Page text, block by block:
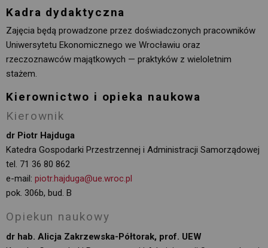
Kadra dydaktyczna
Zajęcia będą prowadzone przez doświadczonych pracowników
Uniwersytetu Ekonomicznego we Wrocławiu oraz
rzeczoznawców majątkowych — praktyków z wieloletnim
stażem.
Kierownictwo i opieka naukowa
Kierownik
dr Piotr Hajduga
Katedra Gospodarki Przestrzennej i Administracji Samorządowej
tel. 71 36 80 862
e-mail: piotr.hajduga@ue.wroc.pl
pok. 306b, bud. B
Opiekun naukowy
dr hab. Alicja Zakrzewska-Półtorak, prof. UEW